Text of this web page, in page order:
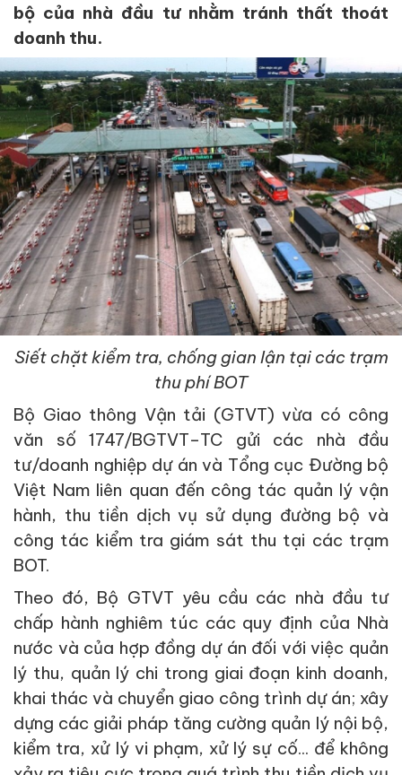
bộ của nhà đầu tư nhằm tránh thất thoát
doanh thu.
Siết chặt kiểm tra, chống gian lận tại các trạm
thu phí BOT
Bộ Giao thông Vận tải (GTVT) vừa có công
văn số 1747/BGTVT–TC gửi các nhà đầu
tư/doanh nghiệp dự án và Tổng cục Đường bộ
Việt Nam liên quan đến công tác quản lý vận
hành, thu tiền dịch vụ sử dụng đường bộ và
công tác kiểm tra giám sát thu tại các trạm
BOT.
Theo đó, Bộ GTVT yêu cầu các nhà đầu tư
chấp hành nghiêm túc các quy định của Nhà
nước và của hợp đồng dự án đối với việc quản
lý thu, quản lý chi trong giai đoạn kinh doanh,
khai thác và chuyển giao công trình dự án; xây
dựng các giải pháp tăng cường quản lý nội bộ,
kiểm tra, xử lý vi phạm, xử lý sự cố... để không